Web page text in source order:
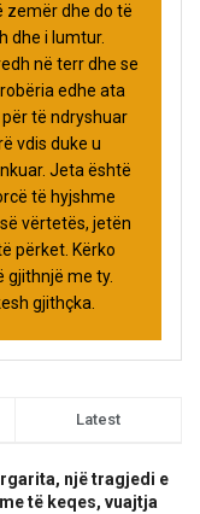
zemër dhe do të
dhe i lumtur.
në terr dhe se
edhe ata
të ndryshuar
vdis duke u
Jeta është
të hyjshme
vërtetës, jetën
përket. Kërko
gjithnjë me ty.
gjithçka.
Latest
një tragjedi e
të keqes, vuajtja